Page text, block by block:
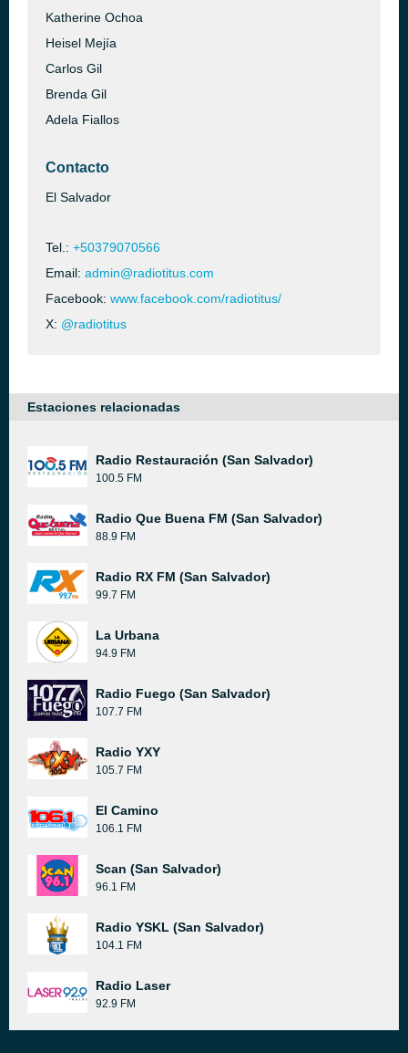
Katherine Ochoa
Heisel Mejía
Carlos Gil
Brenda Gil
Adela Fiallos
Contacto
El Salvador
Tel.: +50379070566
Email: admin@radiotitus.com
Facebook: www.facebook.com/radiotitus/
X: @radiotitus
Estaciones relacionadas
Radio Restauración (San Salvador)
100.5 FM
Radio Que Buena FM (San Salvador)
88.9 FM
Radio RX FM (San Salvador)
99.7 FM
La Urbana
94.9 FM
Radio Fuego (San Salvador)
107.7 FM
Radio YXY
105.7 FM
El Camino
106.1 FM
Scan (San Salvador)
96.1 FM
Radio YSKL (San Salvador)
104.1 FM
Radio Laser
92.9 FM